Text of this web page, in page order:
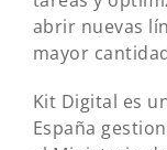
abrir nuevas
mayor
Kit Digital es
España